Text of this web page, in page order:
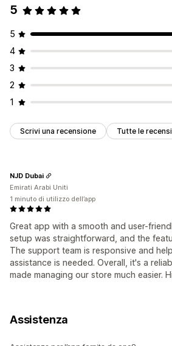
5
5
4
3
2
1
Scrivi una recensione Tutte le
Great app with a smooth and user-
setup was straightforward, and the
The support team is responsive and
assistance is needed. Overall, it's a
made managing our store much easier.
NJD Dubai
Emirati Arabi Uniti
1 minuto di utilizzo dell’app
Assistenza